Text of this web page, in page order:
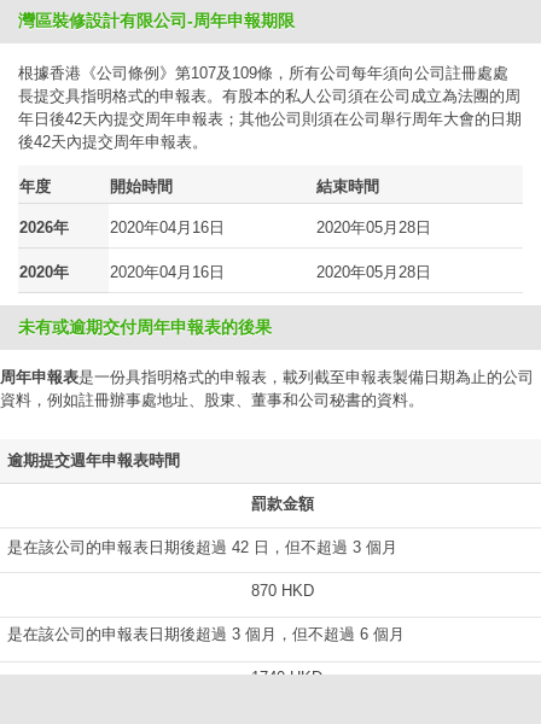
灣區裝修設計有限公司-周年申報期限
根據香港《公司條例》第107及109條，所有公司每年須向公司註冊處處
長提交具指明格式的申報表。有股本的私人公司須在公司成立為法團的周
年日後42天內提交周年申報表；其他公司則須在公司舉行周年大會的日期
後42天內提交周年申報表。
年度 開始時間 結束時間
2026年 2020年04月16日 2020年05月28日
2020年 2020年04月16日 2020年05月28日
未有或逾期交付周年申報表的後果
周年申報表是一份具指明格式的申報表，載列截至申報表製備日期為止的公司
資料，例如註冊辦事處地址、股東、董事和公司秘書的資料。
逾期提交週年申報表時間
罰款金額
是在該公司的申報表日期後超過 42 日，但不超過 3 個月
870 HKD
是在該公司的申報表日期後超過 3 個月，但不超過 6 個月
1740 HKD